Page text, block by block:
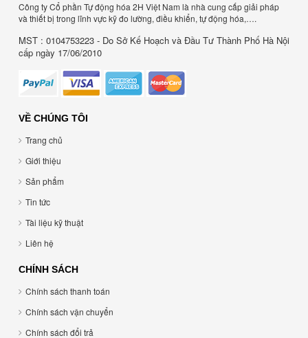
Công ty Cổ phần Tự động hóa 2H Việt Nam là nhà cung cấp giải pháp
và thiết bị trong lĩnh vực kỹ đo lường, điều khiển, tự động hóa,….
MST : 0104753223 - Do Sở Kế Hoạch và Đầu Tư Thành Phố Hà Nội
cấp ngày 17/06/2010
VỀ CHÚNG TÔI
Trang chủ
Giới thiệu
Sản phẩm
Tin tức
Tài liệu kỹ thuật
Liên hệ
CHÍNH SÁCH
Chính sách thanh toán
Chính sách vận chuyển
Chính sách đổi trả